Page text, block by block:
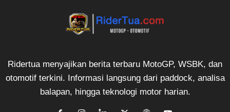
Ridertua menyajikan berita terbaru MotoGP, WSBK, dan
otomotif terkini. Informasi langsung dari paddock, analisa
balapan, hingga teknologi motor harian.